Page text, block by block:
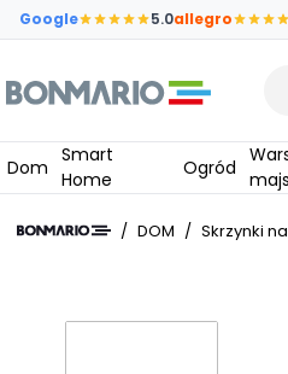
Przejdź do głównej zawartości strony
Google 5.0allegro
Dom
Smart
Home
Ogród
Warsztat i
/ DOM / Skrzynki